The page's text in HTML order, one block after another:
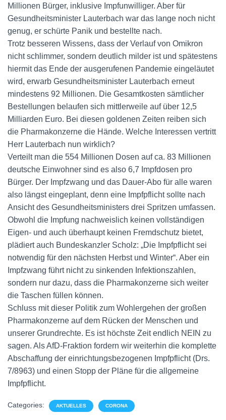
Millionen Bürger, inklusive Impfunwilliger. Aber für
Gesundheitsminister Lauterbach war das lange noch nicht
genug, er schürte Panik und bestellte nach.
Trotz besseren Wissens, dass der Verlauf von Omikron
nicht schlimmer, sondern deutlich milder ist und spätestens
hiermit das Ende der ausgerufenen Pandemie eingeläutet
wird, erwarb Gesundheitsminister Lauterbach erneut
mindestens 92 Millionen. Die Gesamtkosten sämtlicher
Bestellungen belaufen sich mittlerweile auf über 12,5
Milliarden Euro. Bei diesen goldenen Zeiten reiben sich
die Pharmakonzerne die Hände. Welche Interessen vertritt
Herr Lauterbach nun wirklich?
Verteilt man die 554 Millionen Dosen auf ca. 83 Millionen
deutsche Einwohner sind es also 6,7 Impfdosen pro
Bürger. Der Impfzwang und das Dauer-Abo für alle waren
also längst eingeplant, denn eine Impfpflicht sollte nach
Ansicht des Gesundheitsministers drei Spritzen umfassen.
Obwohl die Impfung nachweislich keinen vollständigen
Eigen- und auch überhaupt keinen Fremdschutz bietet,
plädiert auch Bundeskanzler Scholz: „Die Impfpflicht sei
notwendig für den nächsten Herbst und Winter“. Aber ein
Impfzwang führt nicht zu sinkenden Infektionszahlen,
sondern nur dazu, dass die Pharmakonzerne sich weiter
die Taschen füllen können.
Schluss mit dieser Politik zum Wohlergehen der großen
Pharmakonzerne auf dem Rücken der Menschen und
unserer Grundrechte. Es ist höchste Zeit endlich NEIN zu
sagen. Als AfD-Fraktion fordern wir weiterhin die komplette
Abschaffung der einrichtungsbezogenen Impfpflicht (Drs.
7/8963) und einen Stopp der Pläne für die allgemeine
Impfpflicht.
Categories: AKTUELLES CORONA